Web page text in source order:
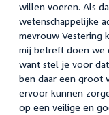
willen voeren. Als
wetenschappelijke
mevrouw Vestering
mij betreft doen we
want stel je voor
ben daar een groot
ervoor kunnen
op een veilige en